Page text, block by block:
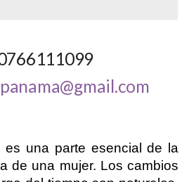
es una parte esencial de la
de una mujer. Los cambios